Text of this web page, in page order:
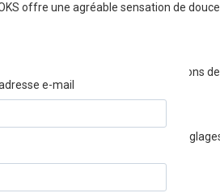
offre une agréable sensation de
liquides CBD. Avec ses dimensions
ou pas sur le bouton. Trois
e-mail